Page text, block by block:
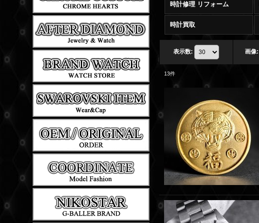
時計修理 リフォーム
時計買取
表示数: 画像:
13件